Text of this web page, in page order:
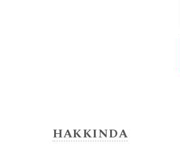
HAKKINDA